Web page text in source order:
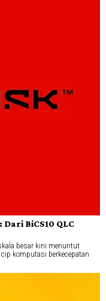
BiCS10 QLC
besar kini menuntut
komputasi berkecepatan